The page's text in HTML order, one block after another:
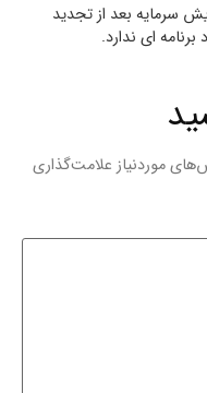
سرمایه بعد از تجدید
ای ندارد.
موردنیاز علامت‌گذاری